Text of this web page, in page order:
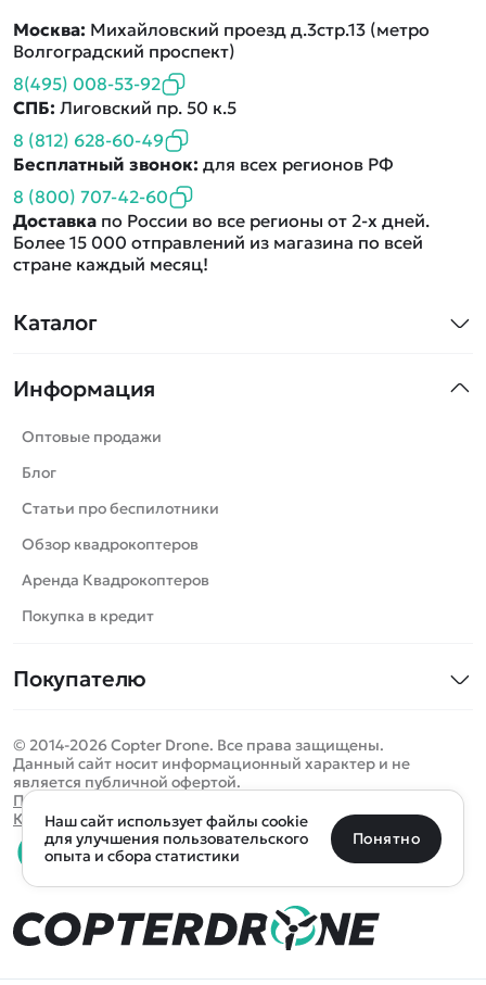
Каталог
Машинки
Танки
Вертолеты
Катера
Роботы
Самолеты
Сборные модели
Спецтехника
Игрушки
Запчасти для моделей
Бренды
Информация
Оптовые продажи
Блог
Статьи про беспилотники
Обзор квадрокоптеров
Аренда Квадрокоптеров
Покупка в кредит
Покупателю
Оплата и доставка
Помощь
Отследить заказ
Оплата на сайте
Москва: Михайловский проезд д.3стр.13 (метро
Волгоградский проспект)
8(495) 008-53-92
СПБ: Лиговский пр. 50 к.5
8 (812) 628-60-49
Бесплатный звонок: для всех регионов РФ
8 (800) 707-42-60
Доставка по России во все регионы от 2-х дней.
Более 15 000 отправлений из магазина по всей
стране каждый месяц!
© 2014-2026 Copter Drone. Все права защищены.
Данный сайт носит информационный характер и не
является публичной офертой.
Политика конфиденциальности
Карта сайта
0 товаров Очистить
0 ₽ В корзину
Определить местоположение
Санкт-Петербург Москва Майкоп Уфа
Все подборки
Ещё более 300 населённых пунктов
Наш сайт использует файлы cookie
для улучшения пользовательского
опыта и сбора статистики
Понятно